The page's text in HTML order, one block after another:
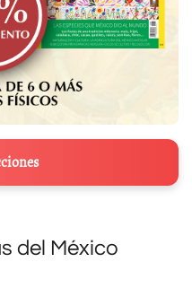
del México